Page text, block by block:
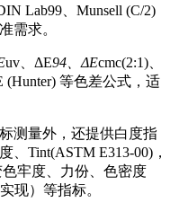
Lab99、Munsell (C/2)
需求。
uv、ΔE94、ΔEcmc(2:1)、
(Hunter) 等色差公式，适
测量外，还提供白度指
Tint(ASTM E313-00)，
牢度、力份、色密度
现）等指标。